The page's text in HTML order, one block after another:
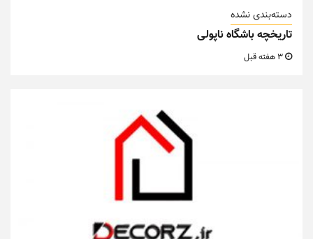
دسته‌بندی نشده
تاریخچه باشگاه ناپولی